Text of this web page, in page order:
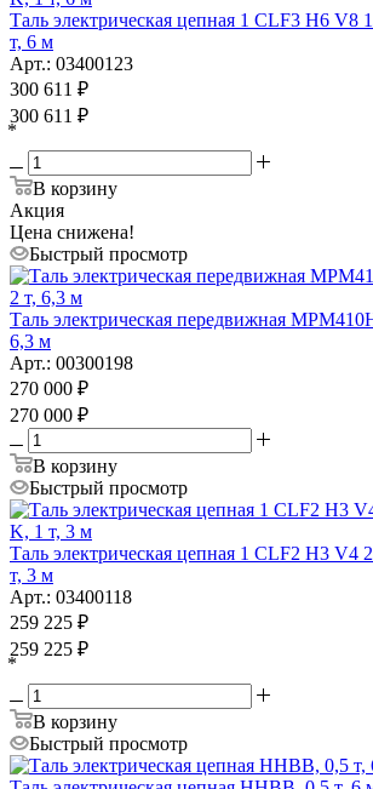
Таль электрическая цепная 1 CLF3 H6 V8
т, 6 м
Арт.: 03400123
300 611 ₽
300 611 ₽
*
В корзину
Акция
Цена снижена!
Быстрый просмотр
Таль электрическая передвижная
6,3 м
Арт.: 00300198
270 000 ₽
270 000 ₽
В корзину
Быстрый просмотр
Таль электрическая цепная 1 CLF2 H3 V4
т, 3 м
Арт.: 03400118
259 225 ₽
259 225 ₽
*
В корзину
Быстрый просмотр